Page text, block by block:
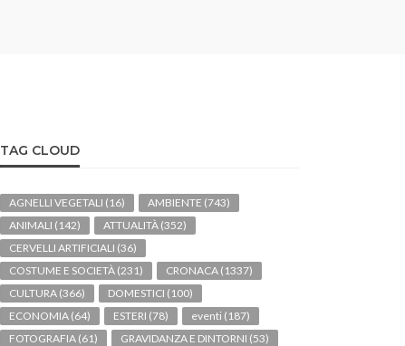
TAG CLOUD
AGNELLI VEGETALI (16) AMBIENTE (743)
ANIMALI (142) ATTUALITÀ (352)
CERVELLI ARTIFICIALI (36)
COSTUME E SOCIETÀ (231) CRONACA (1337)
CULTURA (366) DOMESTICI (100)
ECONOMIA (64) ESTERI (78) eventi (187)
FOTOGRAFIA (61) GRAVIDANZA E DINTORNI (53)